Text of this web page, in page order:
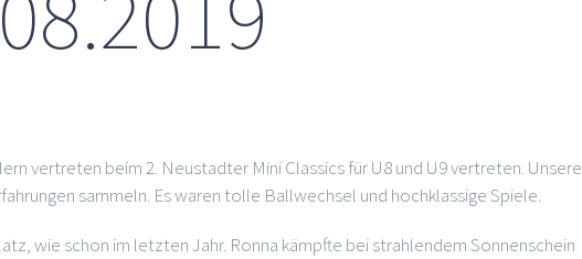
vertreten beim 2. Neustadter Mini Classics für U8 und U9 vertreten. Unsere
sammeln. Es waren tolle Ballwechsel und hochklassige Spiele.
wie schon im letzten Jahr. Ronna kämpfte bei strahlendem Sonnenschein